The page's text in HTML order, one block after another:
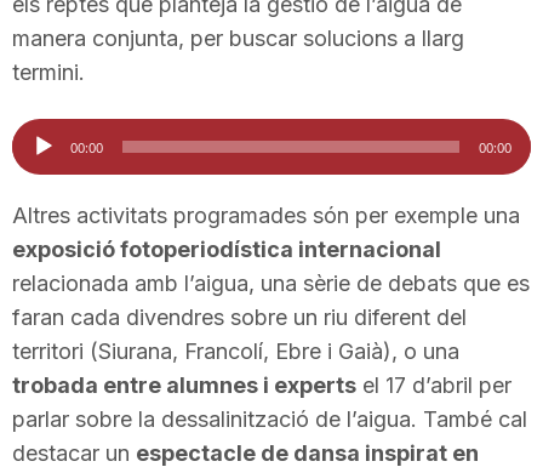
manera conjunta, per buscar solucions a llarg
termini.
Reproductor
d'àudio
00:00 00:00
Altres activitats programades són per exemple una
exposició fotoperiodística internacional
relacionada amb l’aigua, una sèrie de debats que es
faran cada divendres sobre un riu diferent del
territori (Siurana, Francolí, Ebre i Gaià), o una
trobada entre alumnes i experts el 17 d’abril per
parlar sobre la dessalinització de l’aigua. També cal
destacar un espectacle de dansa inspirat en